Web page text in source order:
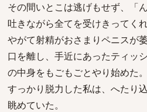
その間いとこは逃げもせず、「
吐きながら全てを受けきってくれ
やがて射精がおさまりペニスが
口を離し、手近にあったティッ
の中身をもごもごとやり始めた。
すっかり脱力した私は、へたり
眺めていた。